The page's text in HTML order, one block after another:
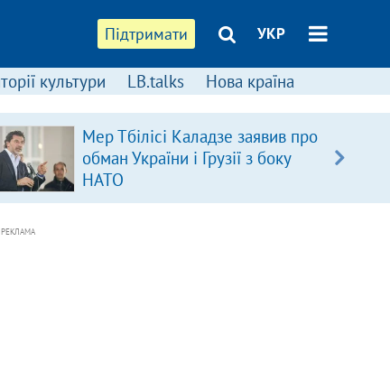
Підтримати УКР
культури LB.talks Нова країна
Мер Тбілісі Каладзе заявив про
обман України і Грузії з боку
НАТО
РЕКЛАМА